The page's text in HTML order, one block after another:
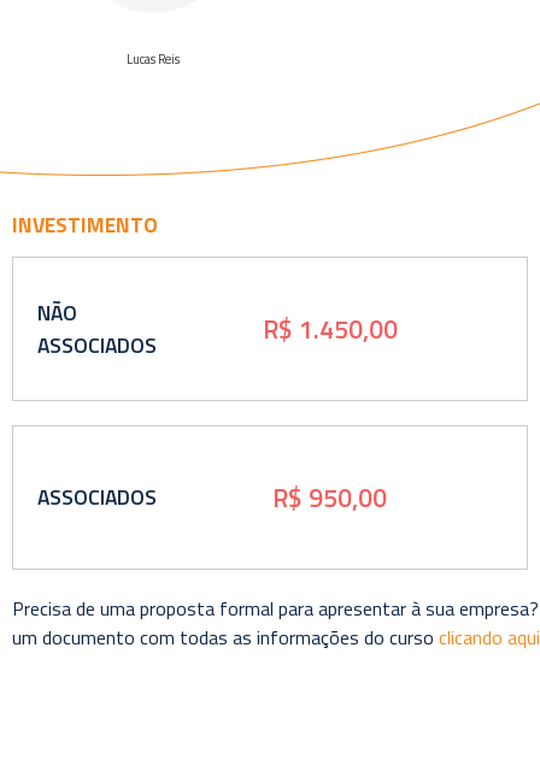
Lucas Reis
INVESTIMENTO
ASSOCIADOS R$ 950,00
NÃO
ASSOCIADOS
R$ 1.450,00
Precisa de uma proposta formal para apresentar à sua
um documento com todas as informações do curso clicando